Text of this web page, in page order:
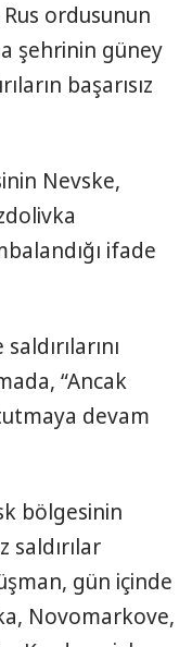
ordusunun
şehrinin güney
başarısız
Nevske,
ifade
“Ancak
devam
bölgesinin
saldırılar
gün içinde
Novomarkove,